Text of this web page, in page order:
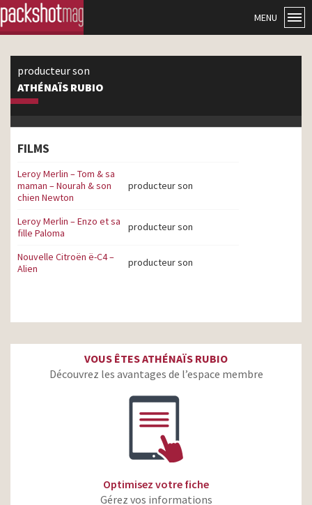
MENU
producteur son
ATHÉNAÏS RUBIO
FILMS
Leroy Merlin – Tom & sa
maman – Nourah & son
chien Newton
producteur son
Leroy Merlin – Enzo et sa
fille Paloma
producteur son
Nouvelle Citroën ë-C4 –
Alien
producteur son
VOUS ÊTES ATHÉNAÏS RUBIO
Découvrez les avantages de l’espace membre
Optimisez votre fiche
Gérez vos informations